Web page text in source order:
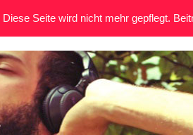
Diese Seite wird nicht mehr gepflegt.